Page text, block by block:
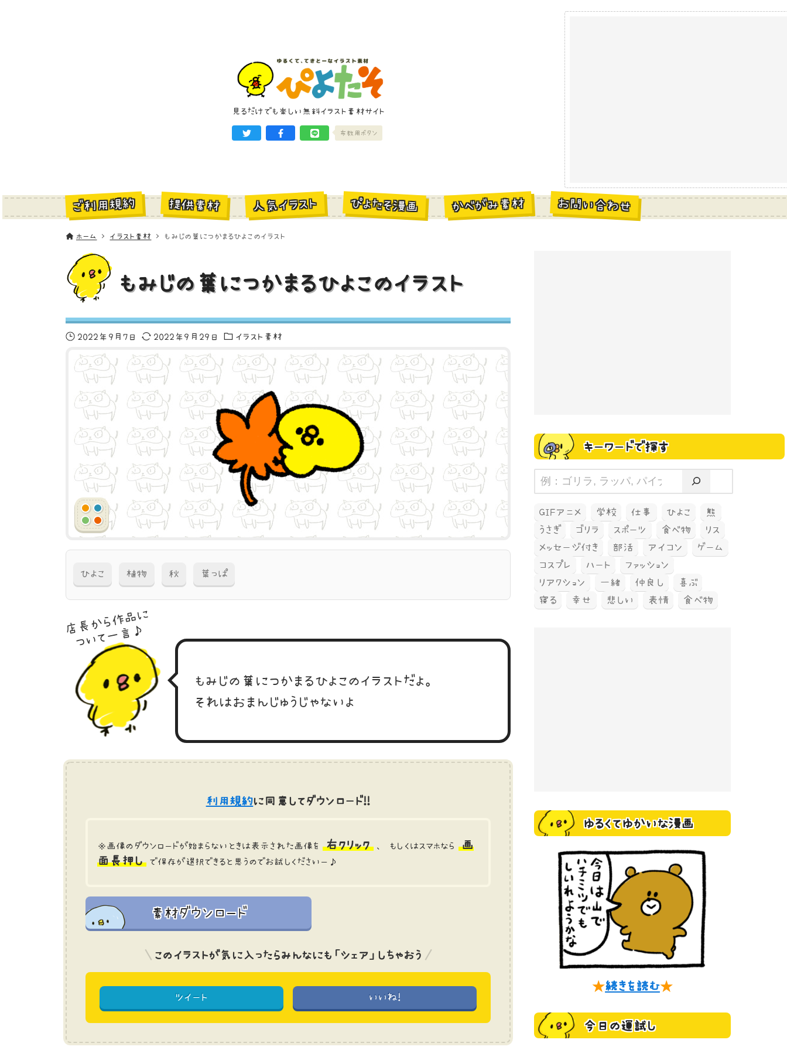
見るだけでも楽しい無料イラスト素材サイト
布教用ボタン
ご利用規約 提供素材 人気イラスト ぴよたそ漫画 かべがみ素材 お問い合わせ
ホーム イラスト素材 もみじの葉につかまるひよこのイラスト
もみじの葉につかまるひよこのイラスト
2022年9月7日 2022年9月29日 イラスト素材
ひよこ 植物 秋 葉っぱ
店長から作品に
ついて一言♪
もみじの葉につかまるひよこのイラストだよ。
それはおまんじゅうじゃないよ
利用規約に同意してダウンロード!!
※画像のダウンロードが始まらないときは表示された画像を 右クリック 、 もしくはスマホなら
画
面長押し
で保存が選択できると思うのでお試しくださいー♪
素材ダウンロード
このイラストが気に入ったらみんなにも「シェア」しちゃおう
ツイート いいね!
キーワードで探す
GIFアニメ 学校 仕事 ひよこ
熊
うさぎ
ゴリラ スポーツ 食べ物
リス
メッセージ付き
部活 アイコン
ゲーム
コスプレ
ハート
ファッション
リアクション
一緒 仲良し
喜ぶ
寝る
幸せ 悲しい 表情 食べ物
ゆるくてゆかいな漫画
★続きを読む★
今日の運試し